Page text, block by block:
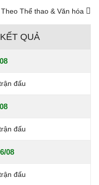
Theo Thể thao & Văn hóa
QUẢ
đấu
đấu
08
đấu